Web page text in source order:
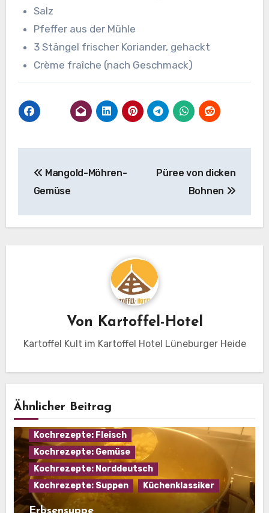
Salz
Pfeffer aus der Mühle
3 Stängel frischer Koriander, gehackt
Crème fraîche (nach Geschmack)
Mangold-Möhren-
Gemüse
Püree von dicken
Bohnen
Von Kartoffel-Hotel
Kartoffel Kult im Kartoffel Hotel Lüneburger Heide
Ähnlicher Beitrag
Eintopf
Hausmannskost
Kochrezepte: Fleisch
Kochrezepte: Gemüse
Kochrezepte: Norddeutsch
Kochrezepte: Suppen
Küchenklassiker